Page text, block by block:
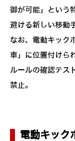
御が可能」という
避ける新しい移動
なお、電動キック
車」に位置付けら
ルールの確認テス
禁止。
電動キック